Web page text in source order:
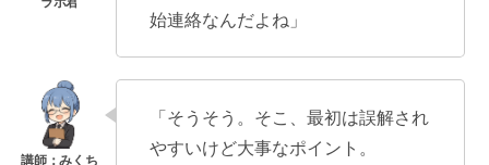
始連絡なんだよね」
「そうそう。そこ、最初は誤解され
やすいけど大事なポイント。